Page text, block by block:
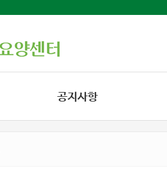
공지사항